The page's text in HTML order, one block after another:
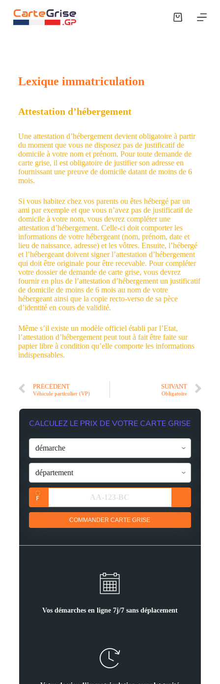
P
Lexique immatriculation
Attestation d’hébergement
Une attestation d’hébergement devient obligatoire à partir
du moment que vous ne disposez pas de justificatif de
domicile à votre nom et prénom. Pour toute demande de
carte grise, il est obligatoire de justifier son adresse en
fournissant une preuve de domicile datant de moins de 6
mois.
Si vous habitez chez vos parents ou êtes hébergé par un
ami par exemple et que vous n’avez pas de justificatif de
domicile à votre nom, vous devrez compléter une
attestation d’hébergement. Celle-ci doit comporter les
informations de votre hébergeant (nom, prénom, date et
lieu de naissance, adresse) et les vôtres. Ensuite, l’hébergé
et l’hébergeant doivent signer l’attestation d’hébergement
qui doit être originale pour être recevable. Pour compléter
votre dossier de demande de carte grise, vous devrez
fournir en plus de l’attestation d’hébergement un justificatif
de domicile de moins de 6 mois au nom de votre
hébergeant ainsi que la copie recto-verso de sa pèce
d’identité en cours de validité.
Même s’il existe un modèle officiel établi par l’Etat,
l’attestation d’hébergement peut tout à fait être faite sur
papier libre à condition qu’elle comporte les informations
indispensables.
PRÉCÉDENT
Véhicule particulier (VP)
SUIVANT
Obligatoire
CALCULEZ LE PRIX DE VOTRE CARTE GRISE
COMMANDER CARTE GRISE
Vos démarches en ligne 7j/7 sans déplacement